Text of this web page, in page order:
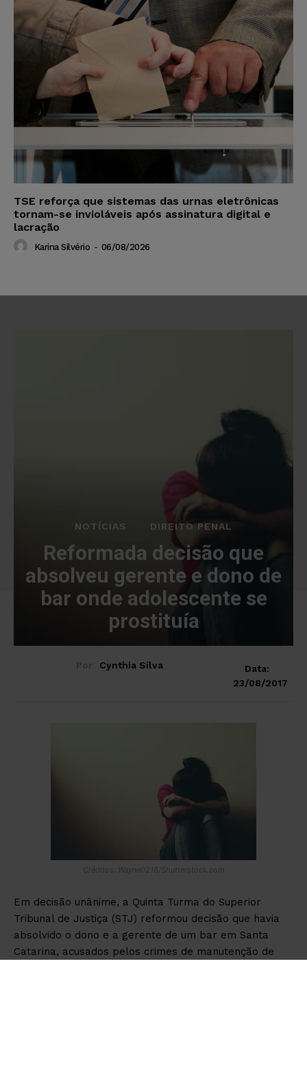
TSE reforça que sistemas das urnas eletrônicas
tornam-se invioláveis após assinatura digital e
lacração
Karina Silvério - 06/08/2026